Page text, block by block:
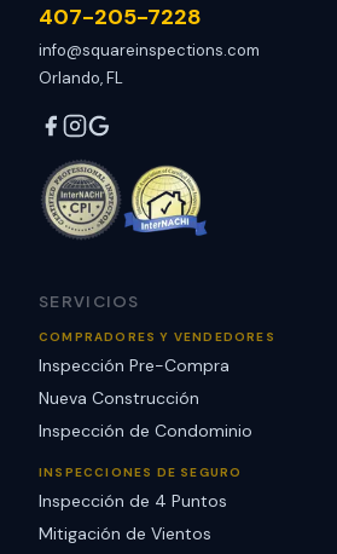
407-205-7228
info@squareinspections.com
Orlando, FL
SERVICIOS
COMPRADORES Y VENDEDORES
Inspección Pre-Compra
Nueva Construcción
Inspección de Condominio
INSPECCIONES DE SEGURO
Inspección de 4 Puntos
Mitigación de Vientos